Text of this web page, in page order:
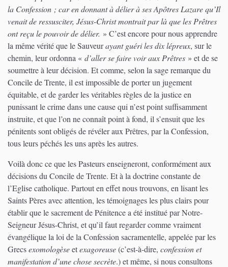
la Confession ; car en donnant à délier à ses Apôtres Lazare qu’Il
venait de ressusciter, Jésus-Christ montrait par là que les Prêtres
ont reçu le pouvoir de délier. » C’est encore pour nous apprendre
la même vérité que le Sauveurayant guéri les dix lépreux, sur le
chemin, leur ordonna « d’aller se faire voir aux Prêtres » et de se
soumettre à leur décision. Et comme, selon la sage remarque du
Concile de Trente, il est impossible de porter un jugement
équitable, et de garder les véritables règles de la justice en
punissant le crime dans une cause qui n’est point suffisamment
instruite, et que l’on ne connaît point à fond, il s’ensuit que les
pénitents sont obligés de révéler aux Prêtres, par la Confession,
tous leurs péchés les uns après les autres.
Voilà donc ce que les Pasteurs enseigneront, conformément aux
décisions du Concile de Trente. Et à la doctrine constante de
l’Eglise catholique. Partout en effet nous trouvons, en lisant les
Saints Pères avec attention, les témoignages les plus clairs pour
établir que le sacrement de Pénitence a été institué par Notre-
Seigneur Jésus-Christ, et qu’il faut regarder comme vraiment
évangélique la loi de la Confession sacramentelle, appelée par les
Grecsexomologèseetexagoreuse(c’est-à-dire, confession et
manifestation d’une chose secrète.) et même, si nous consultons